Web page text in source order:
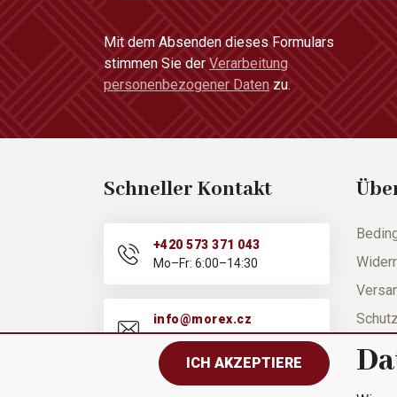
Mit dem Absenden dieses Formulars
stimmen Sie der Verarbeitung
personenbezogener Daten zu.
Schneller Kontakt
+420 573 371 043
Mo–Fr: 6:00–14:30
info@morex.cz
Mo–Fr: 6:00–14:30
Hilfe
ICH AKZEPTIERE